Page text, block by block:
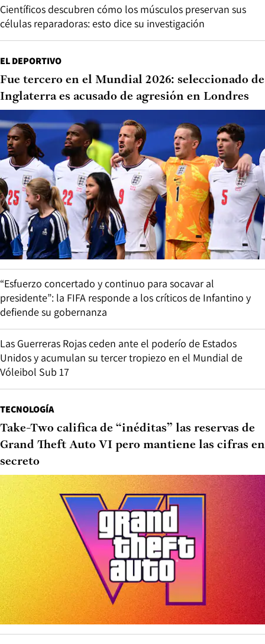
Científicos descubren cómo los músculos preservan sus
células reparadoras: esto dice su investigación
EL DEPORTIVO
Fue tercero en el Mundial 2026: seleccionado de
Inglaterra es acusado de agresión en Londres
“Esfuerzo concertado y continuo para socavar al
presidente”: la FIFA responde a los críticos de Infantino y
defiende su gobernanza
Las Guerreras Rojas ceden ante el poderío de Estados
Unidos y acumulan su tercer tropiezo en el Mundial de
Vóleibol Sub 17
TECNOLOGÍA
Take-Two califica de “inéditas” las reservas de
Grand Theft Auto VI pero mantiene las cifras en
secreto